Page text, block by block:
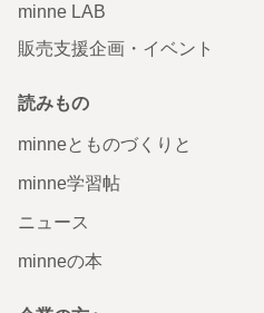
minne LAB
販売支援企画・イベント
読みもの
minneとものづくりと
minne学習帖
ニュース
minneの本